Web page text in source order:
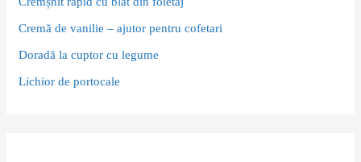
Cremă de vanilie – ajutor pentru cofetari
Doradă la cuptor cu legume
Lichior de portocale